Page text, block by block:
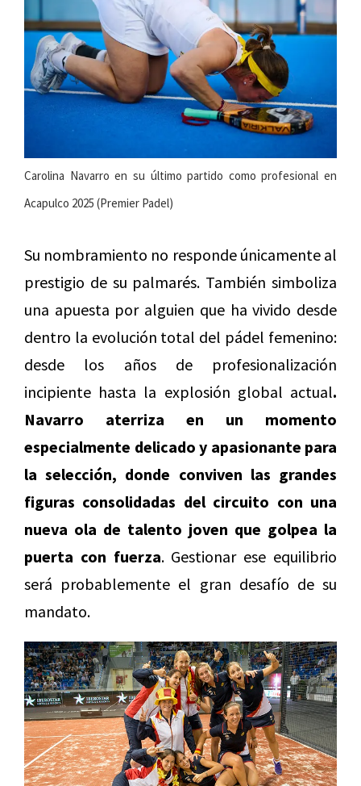
Carolina Navarro en su último partido como profesional en
Acapulco 2025 (Premier Padel)
Su nombramiento no responde únicamente al
prestigio de su palmarés. También simboliza
una apuesta por alguien que ha vivido desde
dentro la evolución total del pádel femenino:
desde los años de profesionalización
incipiente hasta la explosión global actual.
Navarro aterriza en un momento
especialmente delicado y apasionante para
la selección, donde conviven las grandes
figuras consolidadas del circuito con una
nueva ola de talento joven que golpea la
puerta con fuerza. Gestionar ese equilibrio
será probablemente el gran desafío de su
mandato.